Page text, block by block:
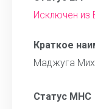
Исключен из
Краткое
Маджуга
Статус МНС